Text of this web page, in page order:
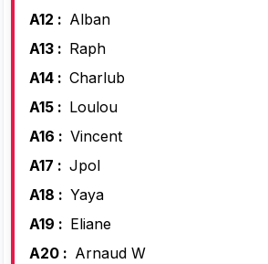
A12 : Alban
A13 : Raph
A14 : Charlub
A15 : Loulou
A16 : Vincent
A17 : Jpol
A18 : Yaya
A19 : Eliane
A20 : Arnaud W